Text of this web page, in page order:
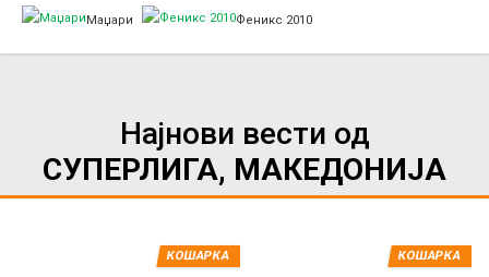
Маџари Феникс 2010
Најнови вести од
СУПЕРЛИГА, МАКЕДОНИЈА
КОШАРКА КОШАРКА